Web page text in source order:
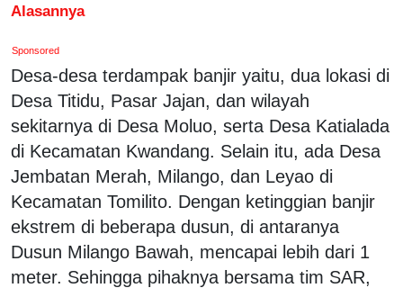
Alasannya
Sponsored
Desa-desa terdampak banjir yaitu, dua lokasi di
Desa Titidu, Pasar Jajan, dan wilayah
sekitarnya di Desa Moluo, serta Desa Katialada
di Kecamatan Kwandang. Selain itu, ada Desa
Jembatan Merah, Milango, dan Leyao di
Kecamatan Tomilito. Dengan ketinggian banjir
ekstrem di beberapa dusun, di antaranya
Dusun Milango Bawah, mencapai lebih dari 1
meter. Sehingga pihaknya bersama tim SAR,